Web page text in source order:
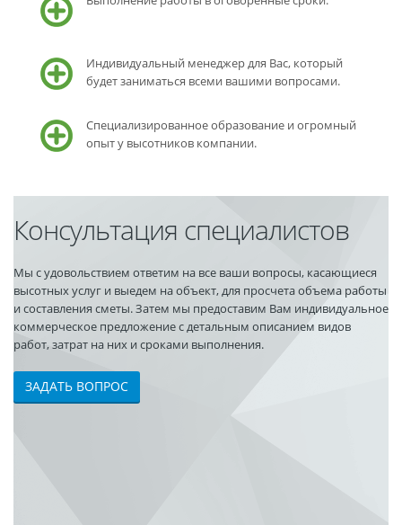
Индивидуальный менеджер для Вас, который
будет заниматься всеми вашими вопросами.
Специализированное образование и огромный
опыт у высотников компании.
Консультация специалистов
Мы с удовольствием ответим на все ваши вопросы, касающиеся
высотных услуг и выедем на объект, для просчета объема работы
и составления сметы. Затем мы предоставим Вам индивидуальное
коммерческое предложение с детальным описанием видов
работ, затрат на них и сроками выполнения.
ЗАДАТЬ ВОПРОС